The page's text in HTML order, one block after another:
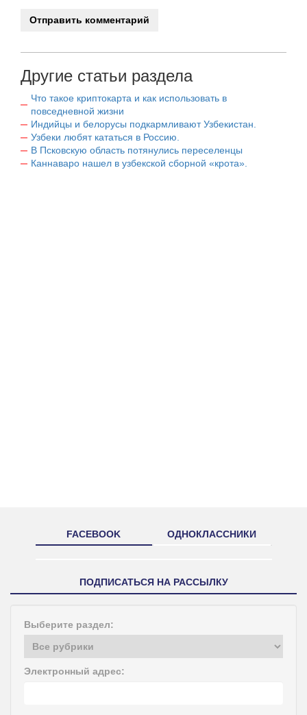
Другие статьи раздела
Что такое криптокарта и как использовать в
повседневной жизни
Индийцы и белорусы подкармливают Узбекистан.
Узбеки любят кататься в Россию.
В Псковскую область потянулись переселенцы
Каннаваро нашел в узбекской сборной «крота».
FACEBOOK ОДНОКЛАССНИКИ
ПОДПИСАТЬСЯ НА РАССЫЛКУ
Выберите раздел:
Электронный адрес: